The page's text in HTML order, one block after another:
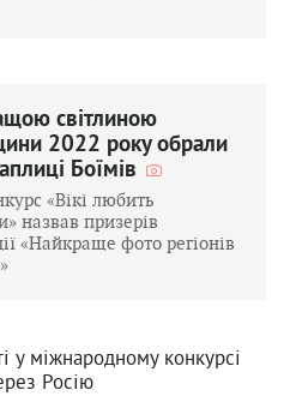
світлиною
2022 року обрали
Боїмів
«Вікі любить
назвав призерів
«Найкраще фото регіонів
у міжнародному конкурсі
Росію